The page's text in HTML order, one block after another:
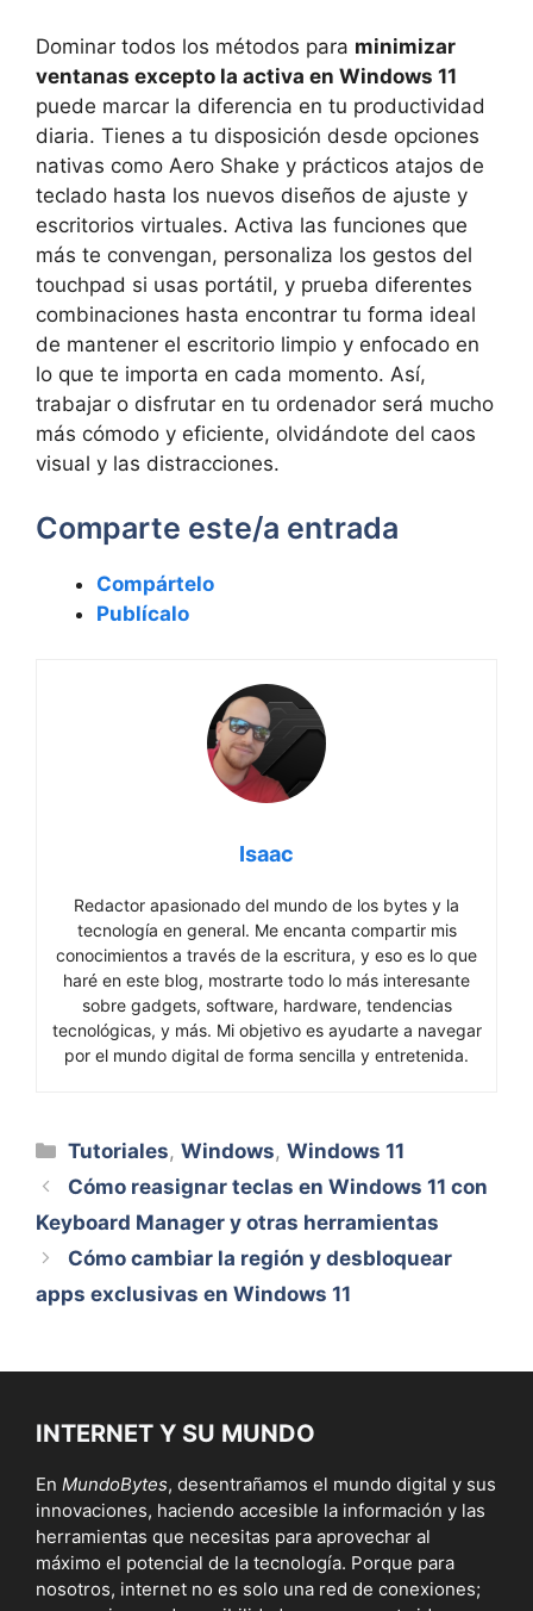
Dominar todos los métodos para minimizar
ventanas excepto la activa en Windows 11
puede marcar la diferencia en tu productividad
diaria. Tienes a tu disposición desde opciones
nativas como Aero Shake y prácticos atajos de
teclado hasta los nuevos diseños de ajuste y
escritorios virtuales. Activa las funciones que
más te convengan, personaliza los gestos del
touchpad si usas portátil, y prueba diferentes
combinaciones hasta encontrar tu forma ideal
de mantener el escritorio limpio y enfocado en
lo que te importa en cada momento. Así,
trabajar o disfrutar en tu ordenador será mucho
más cómodo y eficiente, olvidándote del caos
visual y las distracciones.
Comparte este/a entrada
Compártelo
Publícalo
Isaac
Redactor apasionado del mundo de los bytes y la
tecnología en general. Me encanta compartir mis
conocimientos a través de la escritura, y eso es lo que
haré en este blog, mostrarte todo lo más interesante
sobre gadgets, software, hardware, tendencias
tecnológicas, y más. Mi objetivo es ayudarte a navegar
por el mundo digital de forma sencilla y entretenida.
Categorías
Tutoriales,Windows,Windows 11
Cómo reasignar teclas en Windows 11 con
Keyboard Manager y otras herramientas
Cómo cambiar la región y desbloquear
apps exclusivas en Windows 11
INTERNET Y SU MUNDO
En MundoBytes, desentrañamos el mundo digital y sus
innovaciones, haciendo accesible la información y las
herramientas que necesitas para aprovechar al
máximo el potencial de la tecnología. Porque para
nosotros, internet no es solo una red de conexiones;